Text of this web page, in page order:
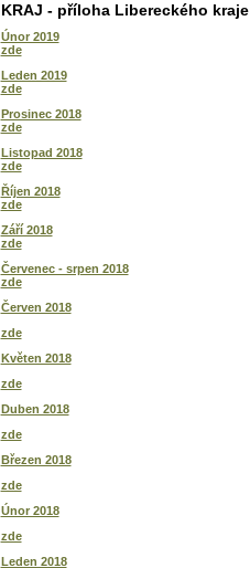
KRAJ - příloha Libereckého kraje
Únor 2019
zde
Leden 2019
zde
Prosinec 2018
zde
Listopad 2018
zde
Říjen 2018
zde
Září 2018
zde
Červenec - srpen 2018
zde
Červen 2018
zde
Květen 2018
zde
Duben 2018
zde
Březen 2018
zde
Únor 2018
zde
Leden 2018